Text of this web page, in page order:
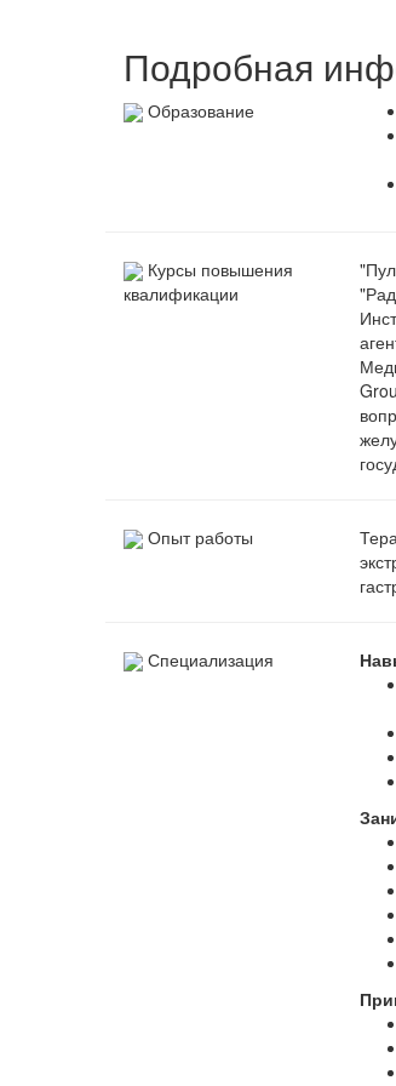
Подробная
Образование
Курсы повышения
квалификации
Опыт работы
Специализация